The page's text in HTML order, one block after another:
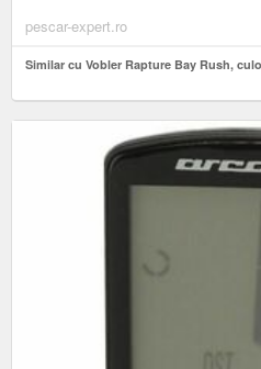
pescar-expert.ro
Similar cu Vobler Rapture Bay Rush,